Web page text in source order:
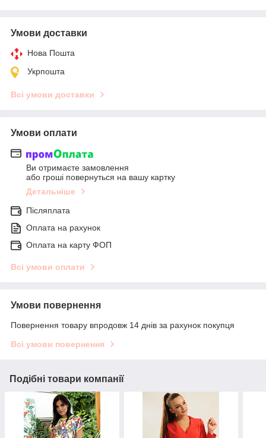
Умови доставки
Нова Пошта
Укрпошта
Всі умови доставки
Умови оплати
Ви отримаєте замовлення
або гроші повернуться на вашу картку
Детальніше
Післяплата
Оплата на рахунок
Оплата на карту ФОП
Всі умови оплати
Умови повернення
Повернення товару впродовж 14 днів за рахунок покупця
Всі умови повернення
Подібні товари компанії